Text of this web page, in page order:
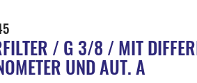
/ G 3/8 / MIT
UND AUT. A